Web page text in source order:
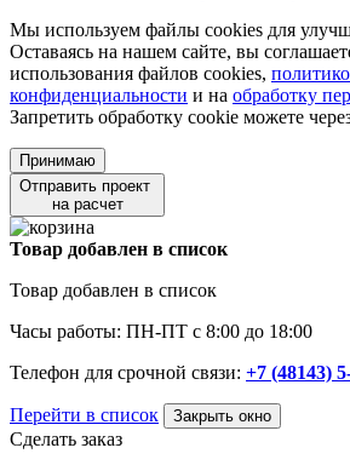
Мы используем файлы cookies для
Оставаясь на нашем сайте, вы
использования файлов cookies,
конфиденциальности и на обработку
Запретить обработку cookie можете
Принимаю
Отправить проект
на расчет
Товар добавлен в список
Товар добавлен в список
Часы работы: ПН-ПТ с 8:00 до 18:00
Телефон для срочной связи: +7 (48143)
Перейти в список Закрыть окно
Сделать заказ